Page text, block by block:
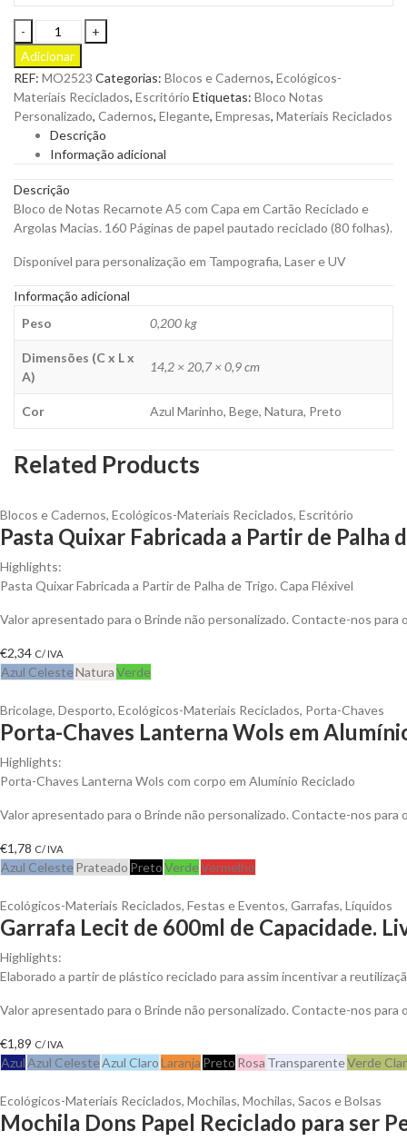
Bloco
de
Notas
Recarnote
A5
com
Capa
em
Reciclado
e
Argolas
Macias
Personalizar
Adicionar
REF: MO2523 Categorias: Blocos e Cadernos, Ecológicos-
Materiais Reciclados, Escritório Etiquetas: Bloco Notas
Personalizado, Cadernos, Elegante, Empresas, Materiais Reciclados
Descrição
Informação adicional
Descrição
Bloco de Notas Recarnote A5 com Capa em Cartão Reciclado e
Argolas Macias. 160 Páginas de papel pautado reciclado (80 folhas).
Disponível para personalização em Tampografia, Laser e UV
Informação adicional
Peso
0,200 kg
Dimensões (C x L x
A)
14,2 × 20,7 × 0,9 cm
Cor Azul Marinho, Bege, Natura, Preto
Related Products
Blocos e Cadernos, Ecológicos-Materiais Reciclados, Escritório
Pasta Quixar Fabricada a Partir de Palha
Highlights:
Pasta Quixar Fabricada a Partir de Palha de Trigo. Capa Fléxivel
Valor apresentado para o Brinde não personalizado. Contacte-nos
€2,34 C/ IVA
Azul CelesteNaturaVerde
Bricolage, Desporto, Ecológicos-Materiais Reciclados, Porta-Chaves
Porta-Chaves Lanterna Wols em
Highlights:
Porta-Chaves Lanterna Wols com corpo em Alumínio Reciclado
Valor apresentado para o Brinde não personalizado. Contacte-nos
€1,78 C/ IVA
Azul Celeste Prateado PretoVerdeVermelho
Ecológicos-Materiais Reciclados, Festas e Eventos, Garrafas, Líquidos
Garrafa Lecit de 600ml de Capacidade.
Highlights:
Elaborado a partir de plástico reciclado para assim incentivar a
Valor apresentado para o Brinde não personalizado. Contacte-nos
€1,89 C/ IVA
AzulAzul CelesteAzul ClaroLaranja Preto Rosa TransparenteVerde
Ecológicos-Materiais Reciclados, Mochilas, Mochilas, Sacos e Bolsas
Mochila Dons Papel Reciclado para ser